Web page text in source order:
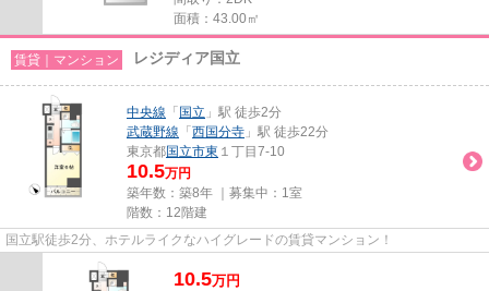
面積：43.00㎡
賃貸｜マンション レジディア国立
中央線 「 国立 」駅 徒歩2分
武蔵野線 「 西国分寺 」駅 徒歩22分
東京都国立市東 １丁目7-10
10.5万円
築年数：築8年 ｜募集中： 1室
階数：12階建
国立駅徒歩2分、ホテルライクなハイグレードの賃貸マンション！
10.5万円